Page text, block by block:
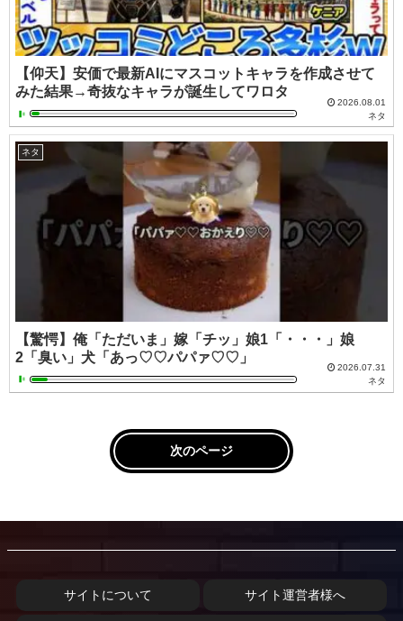
【仰天】安価で最新AIにマスコットキャラを作成させて
みた結果→奇抜なキャラが誕生してワロタ
2026.08.01
ネタ
ネタ
【驚愕】俺「ただいま」嫁「チッ」娘1「・・・」娘
2「臭い」犬「あっ♡♡パパァ♡♡」
2026.07.31
ネタ
次のページ
サイトについて サイト運営者様へ